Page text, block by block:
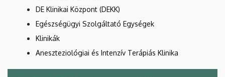
DE Klinikai Központ (DEKK)
Egészségügyi Szolgáltató Egységek
Klinikák
Aneszteziológiai és Intenzív Terápiás Klinika